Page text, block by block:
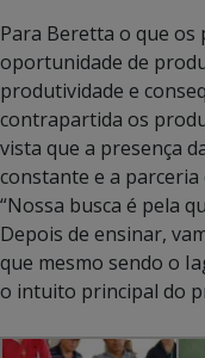
Para Beretta o que
oportunidade de
produtividade e
contrapartida os
vista que a presença
constante e a
“Nossa busca é pela
Depois de ensinar,
que mesmo sendo o
o intuito principal do